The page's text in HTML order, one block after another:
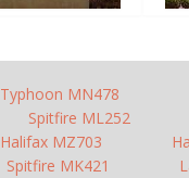
Typhoon MN478
Spitfire ML252
Halifax MZ703
Spitfire MK421